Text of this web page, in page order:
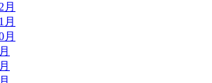
月
月
月